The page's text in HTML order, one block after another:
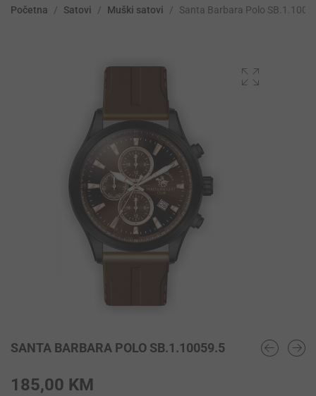
Početna / Satovi / Muški satovi / Santa Barbara Polo
SANTA BARBARA POLO SB.1.10059.5
185,00 KM